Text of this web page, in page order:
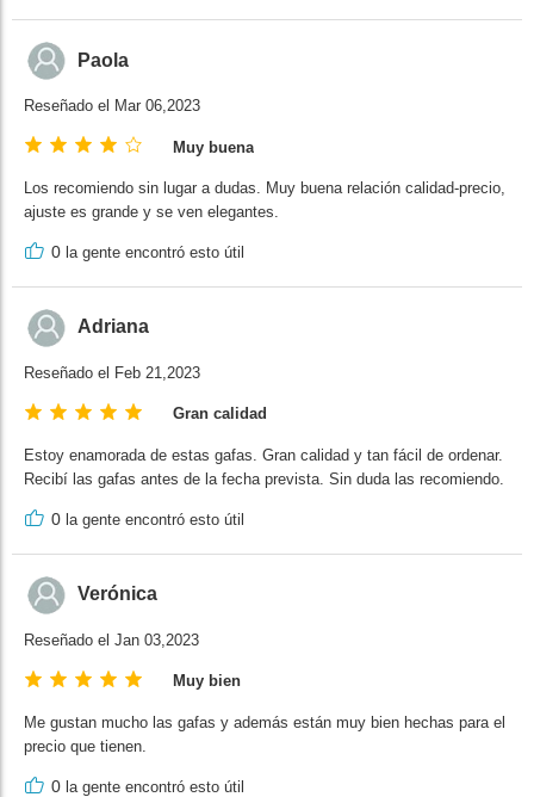
Paola
Reseñado el Mar 06,2023
Muy buena
Los recomiendo sin lugar a dudas. Muy buena relación calidad-precio,
ajuste es grande y se ven elegantes.
0 la gente encontró esto útil
Adriana
Reseñado el Feb 21,2023
Gran calidad
Estoy enamorada de estas gafas. Gran calidad y tan fácil de ordenar.
Recibí las gafas antes de la fecha prevista. Sin duda las recomiendo.
0 la gente encontró esto útil
Verónica
Reseñado el Jan 03,2023
Muy bien
Me gustan mucho las gafas y además están muy bien hechas para el
precio que tienen.
0 la gente encontró esto útil